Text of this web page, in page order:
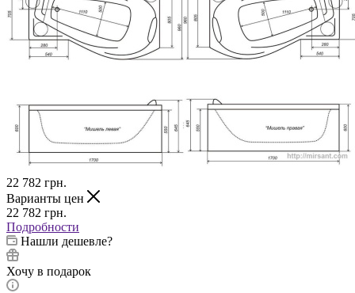
22 782 грн.
Варианты цен
22 782 грн.
Подробности
Нашли дешевле?
Хочу в подарок